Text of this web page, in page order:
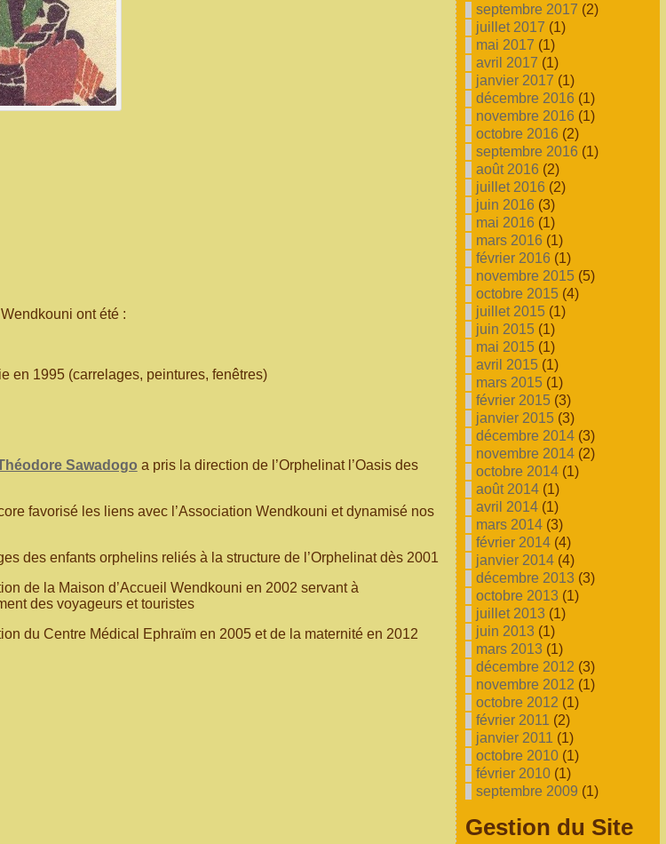
ont été :
en 1995 (carrelages, peintures, fenêtres)
Sawadogo a pris la direction de l’Orphelinat l’Oasis des
favorisé les liens avec l’Association Wendkouni et dynamisé nos
des enfants orphelins reliés à la structure de l’Orphelinat dès 2001
de la Maison d’Accueil Wendkouni en 2002 servant à
des voyageurs et touristes
du Centre Médical Ephraïm en 2005 et de la maternité en 2012
septembre 2017 (2)
juillet 2017 (1)
mai 2017 (1)
avril 2017 (1)
janvier 2017 (1)
décembre 2016 (1)
novembre 2016 (1)
octobre 2016 (2)
septembre 2016 (1)
août 2016 (2)
juillet 2016 (2)
juin 2016 (3)
mai 2016 (1)
mars 2016 (1)
février 2016 (1)
novembre 2015(5)
octobre 2015(4)
juillet 2015(1)
juin 2015(1)
mai 2015(1)
avril 2015(1)
mars 2015(1)
février 2015(3)
janvier 2015(3)
décembre 2014(3)
novembre 2014(2)
octobre 2014(1)
août 2014(1)
avril 2014(1)
mars 2014(3)
février 2014(4)
janvier 2014(4)
décembre 2013 (3)
octobre 2013 (1)
juillet 2013 (1)
juin 2013 (1)
mars 2013 (1)
décembre 2012 (3)
novembre 2012 (1)
octobre 2012 (1)
février 2011 (2)
janvier 2011 (1)
octobre 2010(1)
février 2010(1)
septembre 2009 (1)
Gestion du Site